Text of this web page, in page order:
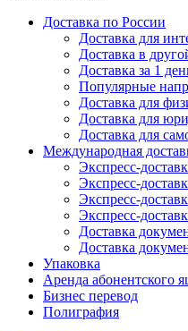
Доставка по России
Доставка для
Доставка в
Доставка за 1
Популярные
Доставка для
Доставка для
Доставка для
Международная
Экспресс-
Экспресс-
Экспресс-
Экспресс-
Доставка
Доставка
Упаковка
Аренда абонентского
Бизнес перевод
Полиграфия